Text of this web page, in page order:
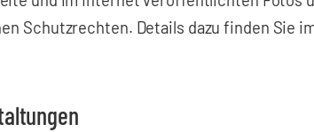
Schutzrechten. Details dazu finden Sie